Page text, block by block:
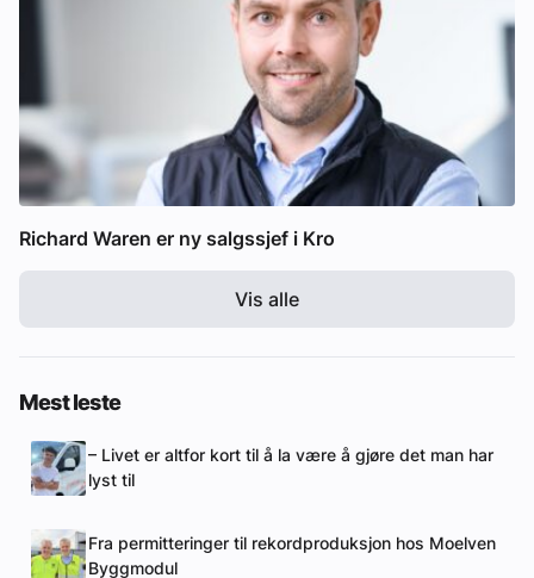
Richard Waren er ny salgssjef i Kro
Vis alle
Mest leste
– Livet er altfor kort til å la være å gjøre det man har
lyst til
Fra permitteringer til rekordproduksjon hos Moelven
Byggmodul